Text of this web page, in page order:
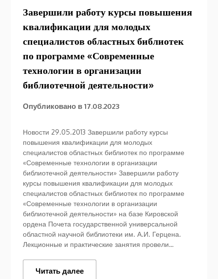
Завершили работу курсы повышения
квалификации для молодых
специалистов областных библиотек
по программе «Современные
технологии в организации
библиотечной деятельности»
Опубликовано в17.08.2023
Новости 29.05.2013 Завершили работу курсы
повышения квалификации для молодых
специалистов областных библиотек по программе
«Современные технологии в организации
библиотечной деятельности» Завершили работу
курсы повышения квалификации для молодых
специалистов областных библиотек по программе
«Современные технологии в организации
библиотечной деятельности» на базе Кировской
ордена Почета государственной универсальной
областной научной библиотеки им. А.И. Герцена.
Лекционные и практические занятия провели…
Читать далее